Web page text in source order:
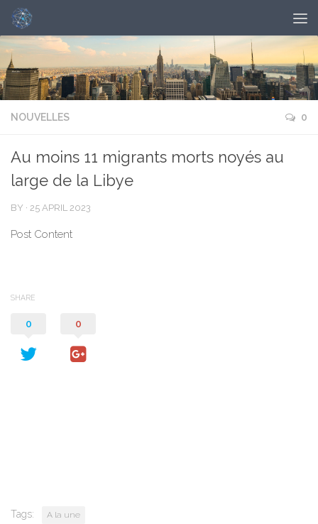
NOUVELLES 0
Au moins 11 migrants morts noyés au
large de la Libye
BY · 25 APRIL 2023
Post Content
SHARE
0 0
Tags: A la une